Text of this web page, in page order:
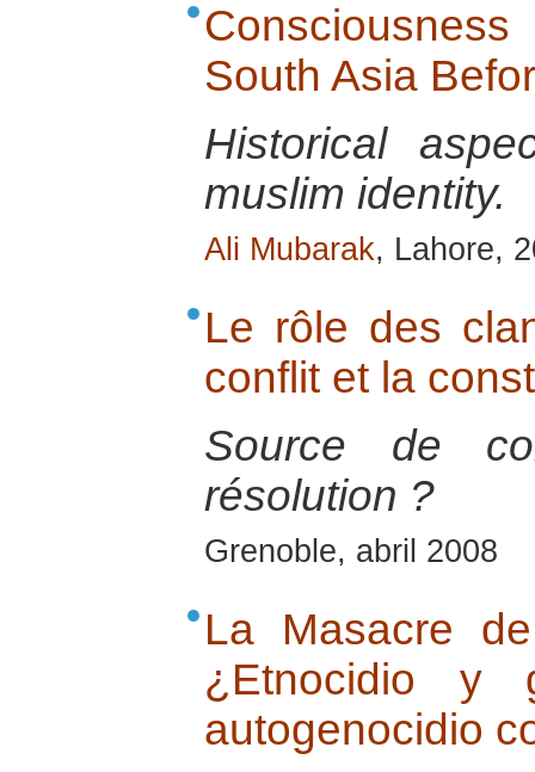
South Asia
Historical
muslim identity.
Ali Mubarak, Lahore,
Le rôle des
conflit et la
Source de
résolution ?
Grenoble, abril 2008
La Masacre
¿Etnocidio y
autogenocidio